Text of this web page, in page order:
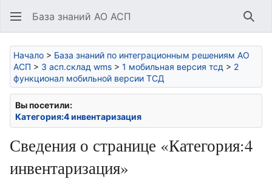
База знаний АО АСП
Начало > База знаний по интеграционным решениям АО
АСП > 3 асп.склад wms > 1 мобильная версия тсд > 2
функционал мобильной версии ТСД
Вы посетили:
Категория:4 инвентаризация
Сведения о странице «Категория:4
инвентаризация»